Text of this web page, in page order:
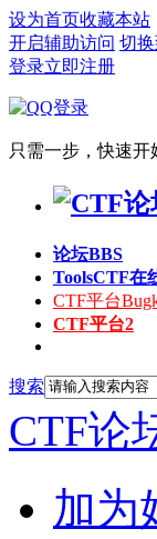
设为首页收藏本站
开启辅助访问 切
登录立即注册
只需一步，快速开
论坛BBS
ToolsCTF在
CTF平台
CTF平台2
搜索
CTF论
加为